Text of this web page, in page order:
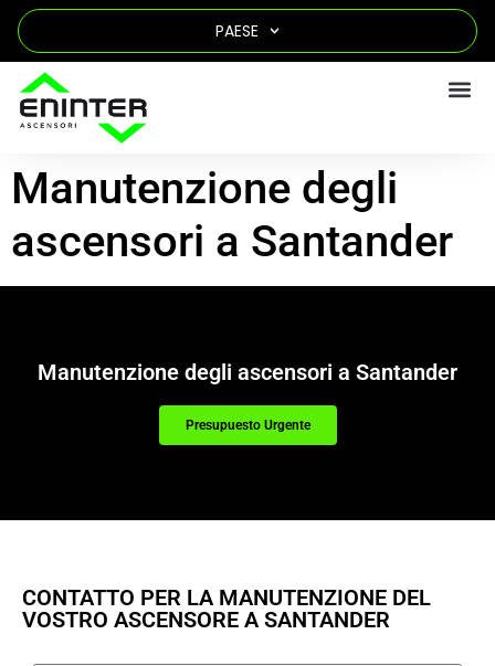
PAESE
Manutenzione degli
ascensori a Santander
Manutenzione degli ascensori a Santander
Presupuesto Urgente
CONTATTO PER LA MANUTENZIONE DEL
VOSTRO ASCENSORE A SANTANDER